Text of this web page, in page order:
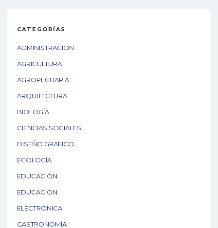
CATEGORÍAS
ADMINISTRACION
AGRICULTURA
AGROPECUARIA
ARQUITECTURA
BIOLOGÍA
CIENCIAS SOCIALES
DISEÑO GRAFICO
ECOLOGÍA
EDUCACIÓN
EDUCACIÓN
ELECTRÓNICA
GASTRONOMÍA